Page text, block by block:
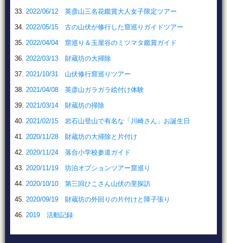
2022/06/12 英彦山三名花鑑賞大人女子限定ツアー
2022/05/15 古の山伏が修行した窟巡りガイドツアー
2022/04/04 窟巡り＆玉屋谷のミツマタ鑑賞ガイド
2022/03/13 財蔵坊の大掃除
2021/10/31 山伏修行窟巡りツアー
2021/04/08 英彦山ガラガラ絵付け体験
2021/03/14 財蔵坊の掃除
2021/02/15 岩石山登山で有名な「川崎さん」お誕生日
2020/11/28 財蔵坊の大掃除と片付け
2020/11/24 落合小学校参道ガイド
2020/11/19 坊泊オプションツアー窟巡り
2020/10/10 第三回ひこさん山伏の里探訪
2020/09/19 財蔵坊の外回りの片付けと障子張り
2019 活動記録